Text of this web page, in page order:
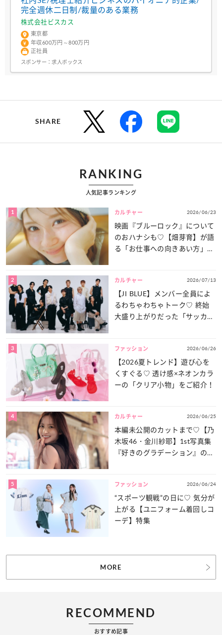
完全週休二日制/裁量のある業務
株式会社ビスカス
東京都
年収600万円～800万円
正社員
スポンサー：求人ボックス
SHARE
RANKING
人気記事ランキング
1 カルチャー 2026/06/23
映画『ブルーロック』について
のおハナシも♡【畑芽育】が語
る「お仕事への向きあい方」と
2 カルチャー 2026/07/13
【JI BLUE】メンバー全員によ
るわちゃわちゃトーク♡ 終始
大盛り上がりだった「サッカー
3 ファッション 2026/06/26
【2026夏トレンド】遊び心を
くすぐる♡ 透け感×ネオンカラ
ーの「クリア小物」をご紹介！
4 カルチャー 2026/06/25
本編未公開のカットまで♡【乃
木坂46・金川紗耶】1st写真集
『好きのグラデーション』の魅
5 ファッション 2026/06/24
“スポーツ観戦”の日に♡ 気分が
上がる【ユニフォーム着回しコ
ーデ】特集
MORE
RECOMMEND
おすすめ記事